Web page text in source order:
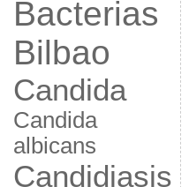
Bacterias
Bilbao
Candida
Candida
albicans
Candidiasis